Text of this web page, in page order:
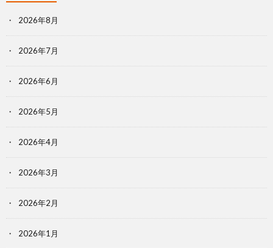
2026年8月
2026年7月
2026年6月
2026年5月
2026年4月
2026年3月
2026年2月
2026年1月